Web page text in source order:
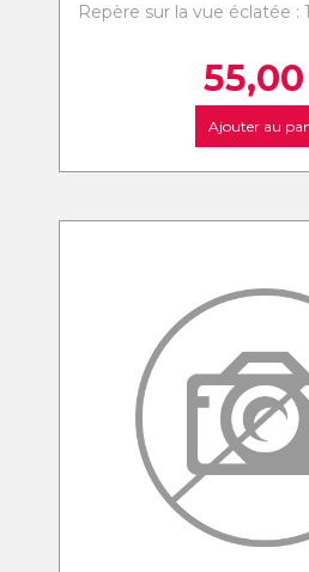
Repère sur la vue éclatée :
55,00
Ajouter au